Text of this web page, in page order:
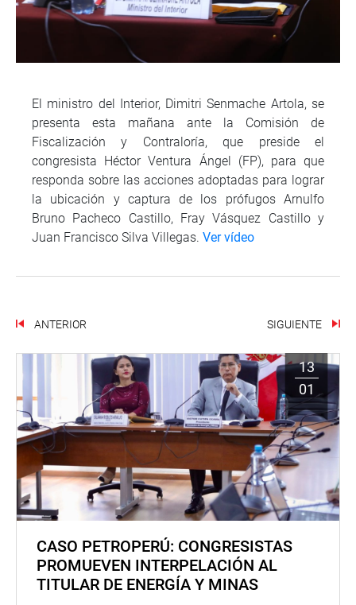
El ministro del Interior, Dimitri Senmache Artola, se
presenta esta mañana ante la Comisión de
Fiscalización y Contraloría, que preside el
congresista Héctor Ventura Ángel (FP), para que
responda sobre las acciones adoptadas para lograr
la ubicación y captura de los prófugos Arnulfo
Bruno Pacheco Castillo, Fray Vásquez Castillo y
Juan Francisco Silva Villegas. Ver vídeo
ANTERIOR SIGUIENTE
13
01
CASO PETROPERÚ: CONGRESISTAS
PROMUEVEN INTERPELACIÓN AL
TITULAR DE ENERGÍA Y MINAS